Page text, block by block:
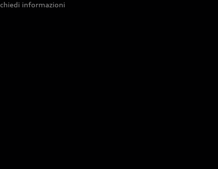
informazioni